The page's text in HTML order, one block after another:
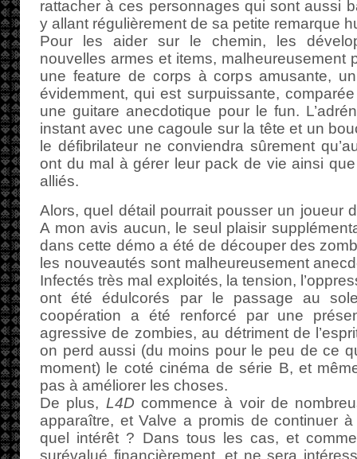
rattacher à ces personnages qui sont aussi
y allant régulièrement de sa petite remarque
Pour les aider sur le chemin, les
nouvelles armes et items, malheureusement
une feature de corps à corps amusante,
évidemment, qui est surpuissante,
une guitare anecdotique pour le fun.
instant avec une cagoule sur la tête et un
le défibrilateur ne conviendra sûrement
ont du mal à gérer leur pack de vie ainsi
alliés.
Alors, quel détail pourrait pousser un joueur
A mon avis aucun, le seul plaisir
dans cette démo a été de découper des
les nouveautés sont malheureusement
Infectés très mal exploités, la tension,
ont été édulcorés par le passage au
coopération a été renforcé par une
agressive de zombies, au détriment de
on perd aussi (du moins pour le peu de ce
moment) le coté cinéma de série B, et
pas à améliorer les choses.
De plus, L4Dcommence à voir de
apparaître, et Valve a promis de continuer
quel intérêt ? Dans tous les cas, et
surévalué financièrement, et ne sera